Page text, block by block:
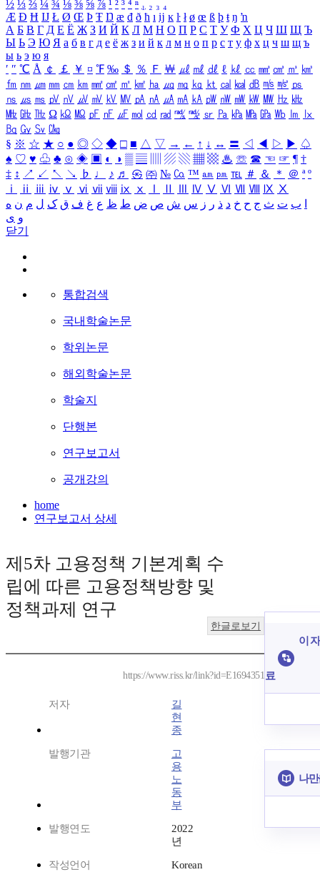
½ ⅓ ⅔ ¼ ¾ ⅛ ⅜ ⅝ ⅞ ¹ ² ³ ⁴ ⁿ ₁ ₂ ₃ ₄
Æ Ð Ħ Ĳ Ł Ø Œ Þ Ŧ Ŋ æ đ ð ħ ı ĳ ĸ ŀ ł ø œ ß þ ŧ ŋ ŉ
А Б В Г Д Е Ё Ж З И Й К Л М Н О П Р С Т У Ф Х Ц Ч Ш Щ Ъ
Ы Ь Э Ю Я а б в г д е ё ж з и й к л м н о п р с т у ф х ц ч ш щ ъ
ы ь э ю я
′ ″ ℃ Å ￠ ￡ ￥ ¤ ℉ ‰ ＄ ％ Ｆ ￦ ㎕ ㎖ ㎗ ℓ ㎘ ㏄ ㎣ ㎤ ㎥ ㎦
㎙ ㎚ ㎛ ㎜ ㎝ ㎞ ㎟ ㎠ ㎡ ㎢ ㏊ ㎍ ㎎ ㎏ ㏏ ㎈ ㎉ ㏈ ㎧ ㎨ ㎰
㎱ ㎲ ㎳ ㎴ ㎵ ㎶ ㎷ ㎸ ㎹ ㎀ ㎁ ㎂ ㎃ ㎄ ㎺ ㎻ ㎽ ㎾ ㎿ ㎐ ㎑
㎒ ㎓ ㎔ Ω ㏀ ㏁ ㎊ ㎋ ㎌ ㏖ ㏅ ㎭ ㎮ ㎯ ㏛ ㎩ ㎪ ㎫ ㎬ ㏝ ㏐
㏓
㏃ ㏉ ㏜ ㏆
§ ※ ☆ ★ ○ ● ◎ ◇ ◆ □ ■ △ ▽ → ← ↑ ↓ ↔ 〓 ◁ ◀ ▷ ▶ ♤
♠ ♡ ♥ ♧ ♣ ⊙ ◈ ▣ ◐ ◑ ▒ ▤ ▨ ▧ ▦ ▩ ♨ ☏ ☎ ☜ ☞ ¶ †
‡ ↕ ↗ ↙ ↖ ↘ ♭ ♩ ♪ ♬ ㉿ ㈜ № ㏇ ™ ㏂ ㏘ ℡ ＃ ＆ ＊ ＠ ª º
ⅰ
ⅱ ⅲ ⅳ ⅴ ⅵ ⅶ ⅷ ⅸ ⅹ Ⅳ Ⅴ Ⅵ Ⅶ Ⅷ Ⅸ Ⅹ
ب ت ث ج ح خ د ذ ر ز س ش ص ض ط ظ ع غ ف ق ک ل م ن ه
و ی
닫기
통합검색
국내학술논문
학위논문
해외학술논문
학술지
단행본
연구보고서
공개강의
home
연구보고서 상세
제5차 고용정책 기본계획 수
립에 따른 고용정책방향 및
정책과제 연구
한글로보기
https://www.riss.kr/link?id=E1694351
저자
길
현
종
발행기관
고
용
노
동
부
발행연도
2022
년
작성언어 Korean
이
료
나